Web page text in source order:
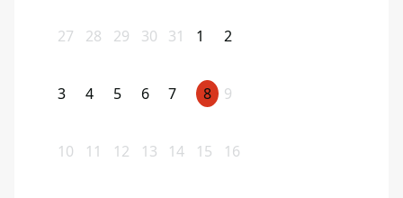
27 28 29 30 31 1 2
3 4 5 6 7 8 9
10 11 12 13 14 15 16